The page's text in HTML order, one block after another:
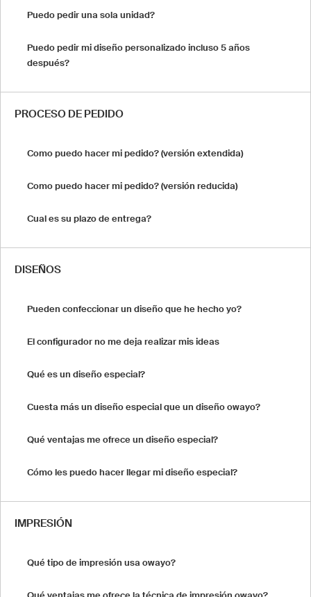
Puedo pedir una sola unidad?
Puedo pedir mi diseño personalizado incluso 5 años
después?
PROCESO DE PEDIDO
Como puedo hacer mi pedido? (versión extendida)
Como puedo hacer mi pedido? (versión reducida)
Cual es su plazo de entrega?
DISEÑOS
Pueden confeccionar un diseño que he hecho yo?
El configurador no me deja realizar mis ideas
Qué es un diseño especial?
Cuesta más un diseño especial que un diseño owayo?
Qué ventajas me ofrece un diseño especial?
Cómo les puedo hacer llegar mi diseño especial?
IMPRESIÓN
Qué tipo de impresión usa owayo?